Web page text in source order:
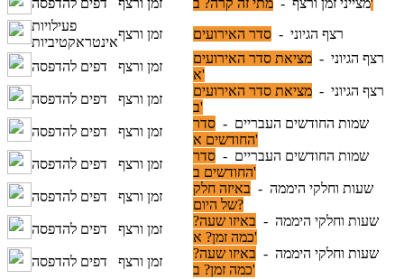
דפים להדפסה
זמן ורצף מצייני זמן ורצף -מתי זה קרה? ב'
פעילויות
אינטראקטיביות
זמן ורצף רצף הגיוני - סדר האירועים
דפים להדפסה זמן ורצף
רצף הגיוני - מציאת סדר האירועים
א'
דפים להדפסה
זמן ורצף
רצף הגיוני - מציאת סדר האירועים
ב'
דפים להדפסה
זמן ורצף
שמות החודשים העבריים - סדר
החודשים א'
דפים להדפסה
זמן ורצף
שמות החודשים העבריים - סדר
החודשים ב'
דפים להדפסה
זמן ורצף
שעות וחלקי היממה - באיזה חלק
של היום?
דפים להדפסה
זמן ורצף
שעות וחלקי היממה - באיזו שעה?
כמה זמן? א'
דפים להדפסה
זמן ורצף
שעות וחלקי היממה - באיזו שעה?
כמה זמן? ב'